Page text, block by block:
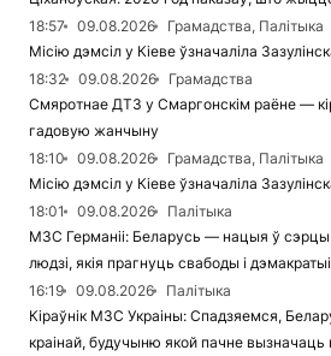
18:57
09.08.2026
Грамадства, Палітыка
Місію дэмсіл у Кіеве ўзначаліла
18:32
09.08.2026
Грамадства
Смяротнае ДТЗ у Смаргонскім раёне —
гадовую жанчыну
18:10
09.08.2026
Грамадства, Палітыка
Місію дэмсіл у Кіеве ўзначаліла
18:01
09.08.2026
Палітыка
МЗС Германіі: Беларусь — нацыя ў
людзі, якія прагнуць свабоды і дэмакратыі
16:19
09.08.2026
Палітыка
Кіраўнік МЗС Украіны: Спадзяемся,
краінай, будучыню якой пачне